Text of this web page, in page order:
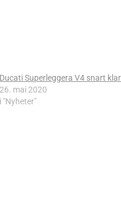
Ducati Superleggera V4 snart
26. mai 2020
i "Nyheter"